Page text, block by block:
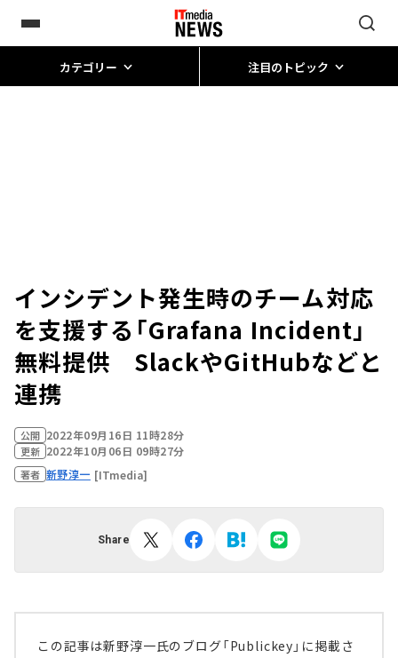
カテゴリー 注目のトピック
インシデント発生時のチーム対応
を支援する「Grafana Incident」
無料提供 SlackやGitHubなどと
連携
公開 2022年09月16日 11時28分
更新 2022年10月06日 09時27分
著者 新野淳一 [ITmedia]
Share
この記事は新野淳一氏のブログ「Publickey」に掲載さ